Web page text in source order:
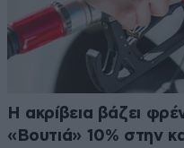
Η ακρίβεια βάζει
«Βουτιά» 10% στην